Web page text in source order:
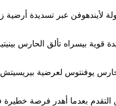
لأيندهوفن عبر تسديدة
بيسراه تألق الحارس
حارس يوفنتوس لعرضية
الدقيقة 19، برأسية طائشة من داخل منطقة الـ6 ياردات